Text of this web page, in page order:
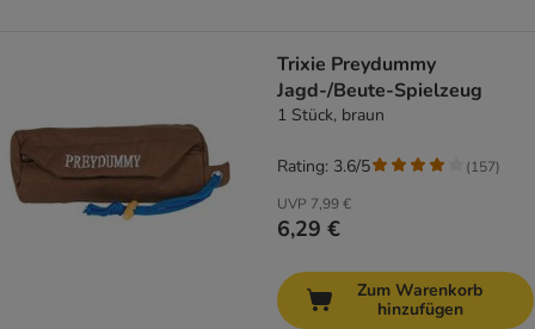
Trixie Preydummy
Jagd-/Beute-Spielzeug
1 Stück, braun
UVP 7,99 €
6,29 €
Rating: 3.6/5 (157)
Zum Warenkorb
hinzufügen